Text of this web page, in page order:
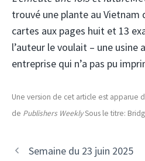
trouvé une plante au Vietnam
cartes aux pages huit et 13
l’auteur le voulait – une usine
entreprise qui n’a pas pu
Une version de cet article est apparue
de Publishers WeeklySous le titre:
Semaine du 23 juin 2025